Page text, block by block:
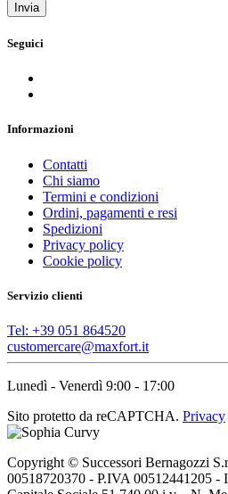
Seguici
Informazioni
Contatti
Chi siamo
Termini e condizioni
Ordini, pagamenti e resi
Spedizioni
Privacy policy
Cookie policy
Servizio clienti
Tel: +39 051 864520
customercare@maxfort.it
Lunedì - Venerdì 9:00 - 17:00
Sito protetto da reCAPTCHA. Privacy
Copyright © Successori Bernagozzi
00518720370 - P.IVA 00512441205 -